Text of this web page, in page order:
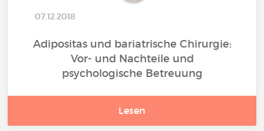
07.12.2018
Adipositas und bariatrische Chirurgie:
Vor- und Nachteile und
psychologische Betreuung
Lesen